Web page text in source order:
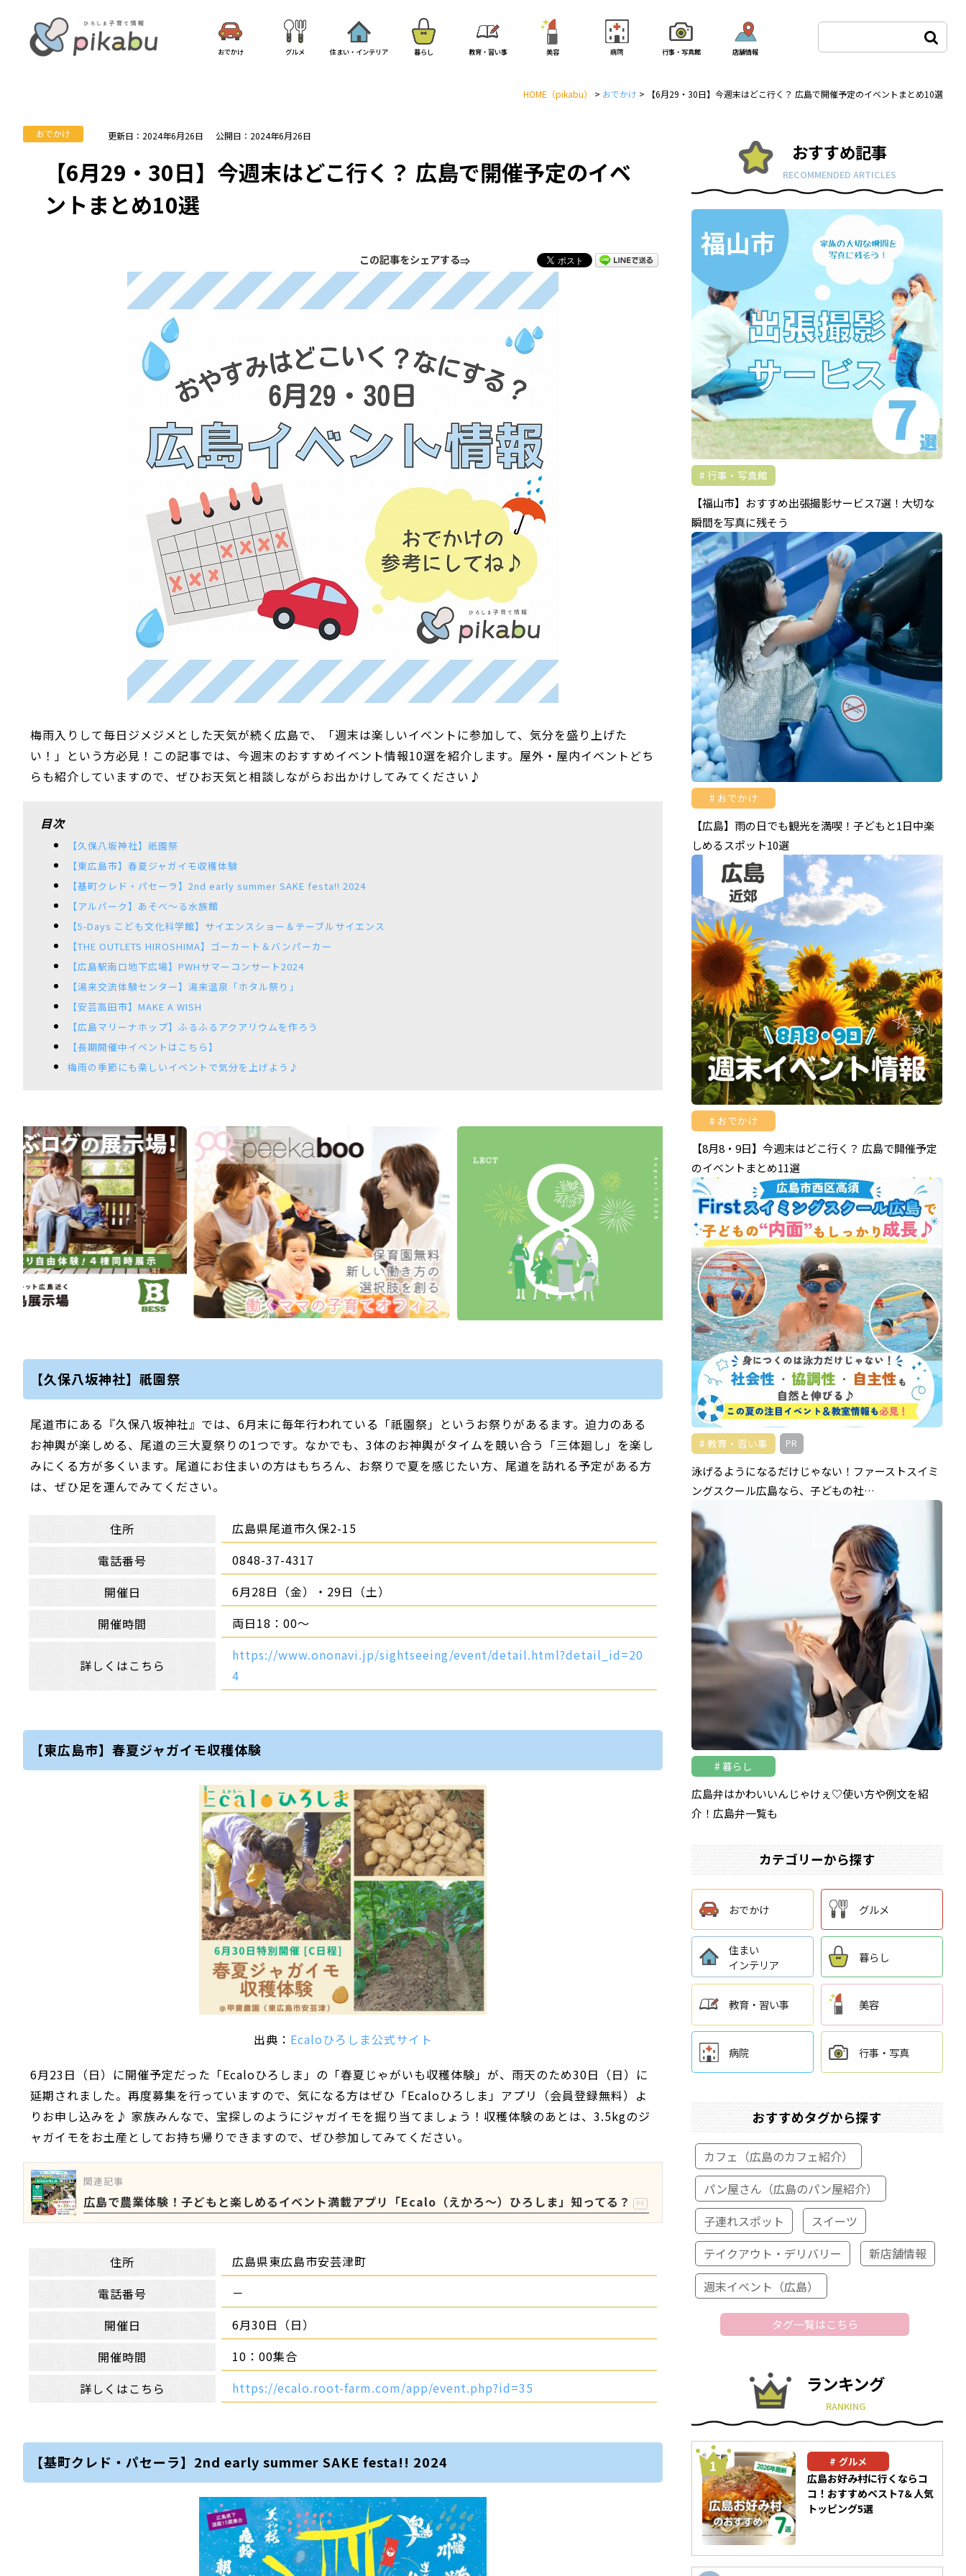
おでかけ グルメ 住まい・インテリア 暮らし 教育・習い事 美容 病院 行事・写真館 店舗情報
HOME （pikabu） > おでかけ > 【6月29・30日】今週末はどこ行く？ 広島で開催予定のイベントまとめ10選
おでかけ 更新日：2024年6月26日 公開日：2024年6月26日
【6月29・30日】今週末はどこ行く？ 広島で開催予定のイベ
ントまとめ10選
この記事をシェアする
梅雨入りして毎日ジメジメとした天気が続く広島で、「週末は楽しいイベントに参加して、気分を盛り上げた
い！」という方必見！この記事では、今週末のおすすめイベント情報10選を紹介します。屋外・屋内イベントどち
らも紹介していますので、ぜひお天気と相談しながらお出かけしてみてください♪
目次
【久保八坂神社】祇園祭
【東広島市】春夏ジャガイモ収穫体験
【基町クレド・パセーラ】2nd early summer SAKE festa!! 2024
【アルパーク】あそべ～る水族館
【5-Days こども文化科学館】サイエンスショー＆テーブルサイエンス
【THE OUTLETS HIROSHIMA】ゴーカート＆バンパーカー
【広島駅南口地下広場】PWHサマーコンサート2024
【湯来交流体験センター】湯来温泉「ホタル祭り」
【安芸高田市】MAKE A WISH
【広島マリーナホップ】ふるふるアクアリウムを作ろう
【長期開催中イベントはこちら】
梅雨の季節にも楽しいイベントで気分を上げよう♪
【久保八坂神社】祇園祭
尾道市にある『久保八坂神社』では、6月末に毎年行われている「祇園祭」というお祭りがあるます。迫力のある
お神輿が楽しめる、尾道の三大夏祭りの1つです。なかでも、3体のお神輿がタイムを競い合う「三体廻し」を楽し
みにくる方が多くいます。尾道にお住まいの方はもちろん、お祭りで夏を感じたい方、尾道を訪れる予定がある方
は、ぜひ足を運んでみてください。
住所
広島県尾道市久保2-15
電話番号
0848-37-4317
開催日
6月28日（金）・29日（土）
開催時間
両日18：00～
詳しくはこちら
https://www.ononavi.jp/sightseeing/event/detail.html?detail_id=20
4
【東広島市】春夏ジャガイモ収穫体験
出典： Ecaloひろしま公式サイト
6月23日（日）に開催予定だった「Ecaloひろしま」の「春夏じゃがいも収穫体験」が、雨天のため30日（日）に
延期されました。再度募集を行っていますので、気になる方はぜひ「Ecaloひろしま」アプリ（会員登録無料）よ
りお申し込みを♪ 家族みんなで、宝探しのようにジャガイモを掘り当てましょう！収穫体験のあとは、3.5kgのジ
ャガイモをお土産としてお持ち帰りできますので、ぜひ参加してみてください。
関連記事
広島で農業体験！子どもと楽しめるイベント満載アプリ「Ecalo（えかろ～）ひろしま」知ってる？ PR
住所
広島県東広島市安芸津町
電話番号
－
開催日
6月30日（日）
開催時間
10：00集合
詳しくはこちら
https://ecalo.root-farm.com/app/event.php?id=35
【基町クレド・パセーラ】2nd early summer SAKE festa!! 2024
おすすめ記事
RECOMMENDED ARTICLES
行事・写真館
【福山市】おすすめ出張撮影サービス7選！大切な
瞬間を写真に残そう
おでかけ
【広島】雨の日でも観光を満喫！子どもと1日中楽
しめるスポット10選
おでかけ
【8月8・9日】今週末はどこ行く？ 広島で開催予定
のイベントまとめ11選
教育・習い事 PR
泳げるようになるだけじゃない！ファーストスイミ
ングスクール広島なら、子どもの社…
暮らし
広島弁はかわいいんじゃけぇ♡使い方や例文を紹
介！広島弁一覧も
カテゴリーから探す
おでかけ グルメ
住まい
インテリア
暮らし
教育・習い事 美容
病院 行事・写真
おすすめタグから探す
カフェ（広島のカフェ紹介）
パン屋さん（広島のパン屋紹介）
子連れスポット
スイーツ
テイクアウト・デリバリー
新店舗情報
週末イベント（広島）
タグ一覧はこちら
ランキング
RANKING
グルメ
広島お好み村に行くならコ
コ！おすすめベスト7＆人気
トッピング5選